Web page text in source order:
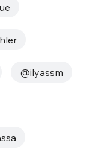
@ilyassm